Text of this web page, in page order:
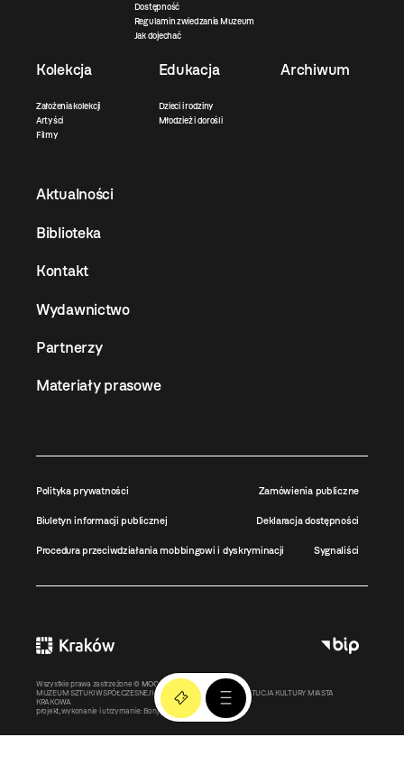
Dostępność
Regulamin zwiedzania Muzeum
Jak dojechać
Kolekcja
Założenia kolekcji
Artyści
Filmy
Edukacja
Dzieci i rodziny
Młodzież i dorośli
Archiwum
Aktualności
Biblioteka
Kontakt
Wydawnictwo
Partnerzy
Materiały prasowe
Polityka prywatności Zamówienia publiczne
Biuletyn informacji publicznej Deklaracja dostępności
Procedura przeciwdziałania mobbingowi i dyskryminacji Sygnaliści
Wszystkie prawa zastrzeżone © MOCAK2011-2026
MUZEUM SZTUKI WSPÓŁCZESNEJ W KRAKOWIE MOCAK – INSTYTUCJA KULTURY MIASTA
KRAKOWA
projekt, wykonanie i utrzymanie: Bonjour.pl